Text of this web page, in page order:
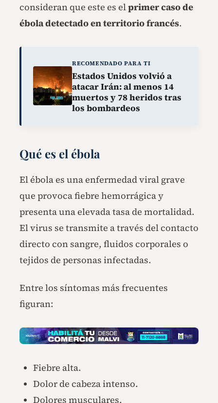
consideran que este es elprimer caso de
ébola detectado en territorio francés.
RECOMENDADO PARA TI
Estados Unidos volvió a
atacar Irán: al menos 14
muertos y 78 heridos tras
los bombardeos
Qué es el ébola
El ébola es una enfermedad viral grave
que provoca fiebre hemorrágica y
presenta una elevada tasa de mortalidad.
El virus se transmite a través del contacto
directo con sangre, fluidos corporales o
tejidos de personas infectadas.
Entre los síntomas más frecuentes
figuran:
Fiebre alta.
Dolor de cabeza intenso.
Dolores musculares.